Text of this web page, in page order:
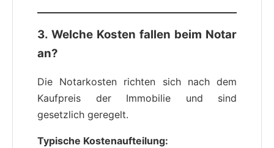
3. Welche Kosten fallen beim Notar
an?
Die Notarkosten richten sich nach dem
Kaufpreis der Immobilie und sind
gesetzlich geregelt.
Typische Kostenaufteilung: